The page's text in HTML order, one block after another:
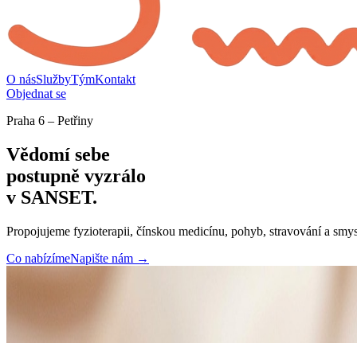
O násSlužbyTýmKontakt
Objednat se
Praha 6 – Petřiny
Vědomí sebe
postupně vyzrálo
v SANSET.
Propojujeme fyzioterapii, čínskou medicínu, pohyb, stravování a
Co nabízímeNapište nám →